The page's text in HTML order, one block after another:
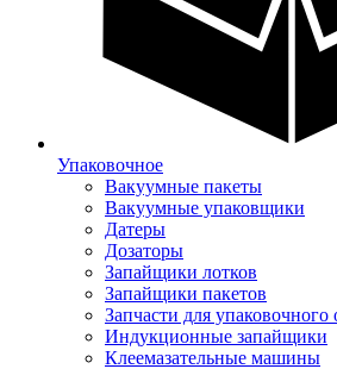
Упаковочное
Вакуумные пакеты
Вакуумные упаковщики
Датеры
Дозаторы
Запайщики лотков
Запайщики пакетов
Запчасти для упаковочного
Индукционные запайщики
Клеемазательные машины